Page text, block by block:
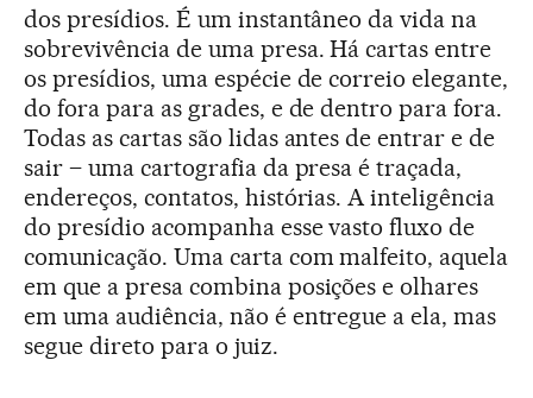
dos presídios. É um instantâneo da vida na
sobrevivência de uma presa. Há cartas entre
os presídios, uma espécie de correio elegante,
do fora para as grades, e de dentro para fora.
Todas as cartas são lidas antes de entrar e de
sair – uma cartografia da presa é traçada,
endereços, contatos, histórias. A inteligência
do presídio acompanha esse vasto fluxo de
comunicação. Uma carta com malfeito, aquela
em que a presa combina posições e olhares
em uma audiência, não é entregue a ela, mas
segue direto para o juiz.